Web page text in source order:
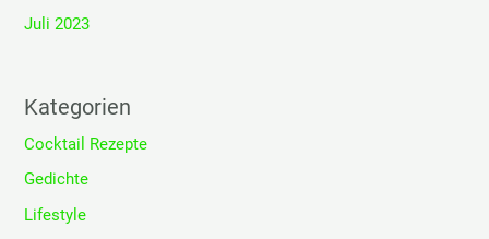
Juli 2023
Kategorien
Cocktail Rezepte
Gedichte
Lifestyle